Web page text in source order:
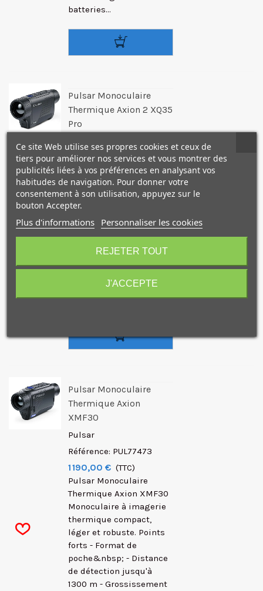
batteries...
Pulsar Monoculaire
Thermique Axion 2 XQ35
Pro
Pulsar
Référence: PUL77501
1 790,00 € (TTC)
Pulsar Monoculaire
Thermique Axion 2 XQ35
thermique avec distance
de détection pouvant
atteindre 1300 m. Points
forts - Utilisation de jour
comme de nuit - Capteur
Lynred - Objectif 35 mm
Pulsar Monoculaire
Thermique Axion
XMF30
Pulsar
Référence: PUL77473
1 190,00 € (TTC)
Pulsar Monoculaire
Thermique Axion XMF30
Monoculaire à imagerie
thermique compact,
léger et robuste. Points
forts - Format de
poche&nbsp; - Distance
de détection jusqu'à
1300 m - Grossissement
Ce site Web utilise ses propres cookies et ceux de
tiers pour améliorer nos services et vous montrer des
publicités liées à vos préférences en analysant vos
habitudes de navigation. Pour donner votre
consentement à son utilisation, appuyez sur le
bouton Accepter.
Plus d'informations Personnaliser les cookies
REJETER TOUT
J'ACCEPTE
J'accepte de recevoir des SMS de la part de la marque.